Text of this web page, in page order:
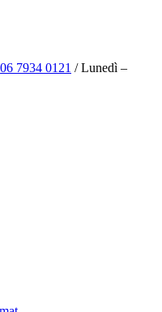
06 7934 0121 / Lunedì –